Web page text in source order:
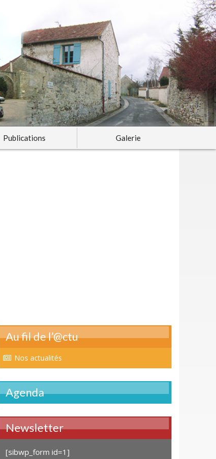
Publications Galerie
Au fil de l’@ctu
Nos actualités
Agenda
Newsletter
[sibwp_form id=1]